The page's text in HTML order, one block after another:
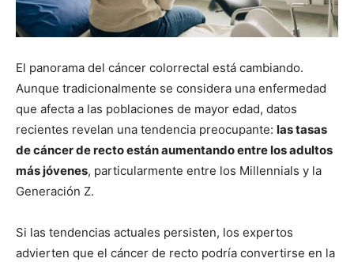
El panorama del cáncer colorrectal está cambiando.
Aunque tradicionalmente se considera una enfermedad
que afecta a las poblaciones de mayor edad, datos
recientes revelan una tendencia preocupante: las tasas
de cáncer de recto están aumentando entre los adultos
más jóvenes, particularmente entre los Millennials y la
Generación Z.
Si las tendencias actuales persisten, los expertos
advierten que el cáncer de recto podría convertirse en la